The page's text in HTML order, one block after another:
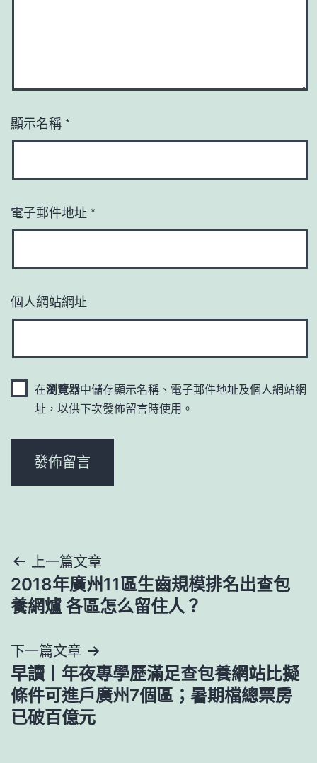
顯示名稱 *
電子郵件地址 *
個人網站網址
在瀏覽器中儲存顯示名稱、電子郵件地址及個人網站網
址，以供下次發佈留言時使用。
文
章
覽
上一篇文章
​2018年廣州11區生齒規模排名出查包
養網爐 各區怎么留住人？
下一篇文章
早讀丨年夜專學歷滿足查包養網站比擬
條件可進戶廣州7個區；暑期檔總票房
已破百億元